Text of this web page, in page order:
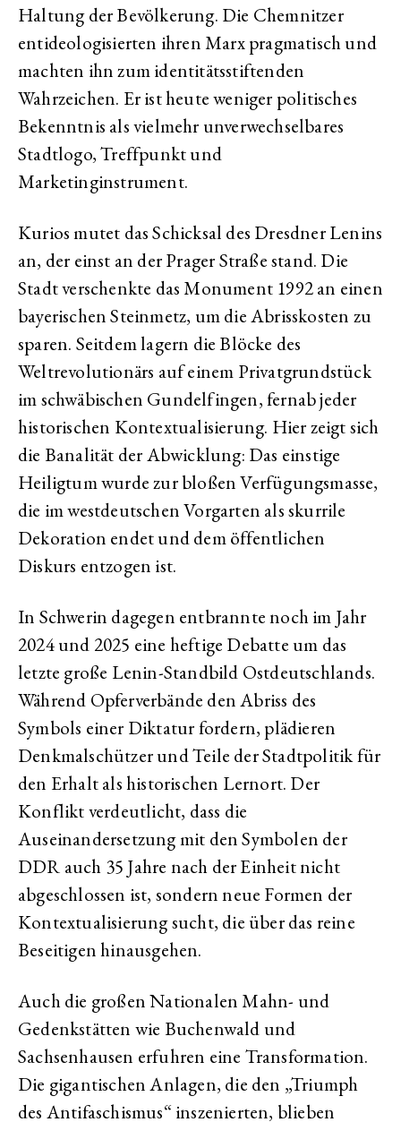
Haltung der Bevölkerung. Die Chemnitzer
entideologisierten ihren Marx pragmatisch und
machten ihn zum identitätsstiftenden
Wahrzeichen. Er ist heute weniger politisches
Bekenntnis als vielmehr unverwechselbares
Stadtlogo, Treffpunkt und
Marketinginstrument.
Kurios mutet das Schicksal des Dresdner Lenins
an, der einst an der Prager Straße stand. Die
Stadt verschenkte das Monument 1992 an einen
bayerischen Steinmetz, um die Abrisskosten zu
sparen. Seitdem lagern die Blöcke des
Weltrevolutionärs auf einem Privatgrundstück
im schwäbischen Gundelfingen, fernab jeder
historischen Kontextualisierung. Hier zeigt sich
die Banalität der Abwicklung: Das einstige
Heiligtum wurde zur bloßen Verfügungsmasse,
die im westdeutschen Vorgarten als skurrile
Dekoration endet und dem öffentlichen
Diskurs entzogen ist.
In Schwerin dagegen entbrannte noch im Jahr
2024 und 2025 eine heftige Debatte um das
letzte große Lenin-Standbild Ostdeutschlands.
Während Opferverbände den Abriss des
Symbols einer Diktatur fordern, plädieren
Denkmalschützer und Teile der Stadtpolitik für
den Erhalt als historischen Lernort. Der
Konflikt verdeutlicht, dass die
Auseinandersetzung mit den Symbolen der
DDR auch 35 Jahre nach der Einheit nicht
abgeschlossen ist, sondern neue Formen der
Kontextualisierung sucht, die über das reine
Beseitigen hinausgehen.
Auch die großen Nationalen Mahn- und
Gedenkstätten wie Buchenwald und
Sachsenhausen erfuhren eine Transformation.
Die gigantischen Anlagen, die den „Triumph
des Antifaschismus“ inszenierten, blieben